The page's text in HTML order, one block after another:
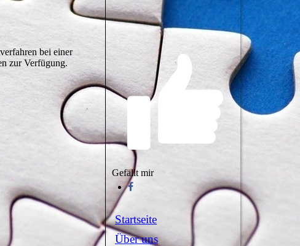
bei einer
zur Verfügung.
Gefällt mir
Startseite
Über uns